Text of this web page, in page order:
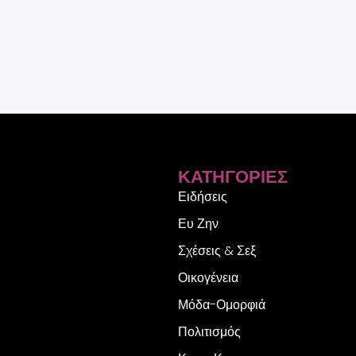
ΚΑΤΗΓΟΡΊΕΣ
Ειδήσεις
Ευ Ζην
Σχέσεις & Σεξ
Οικογένεια
Μόδα-Ομορφιά
Πολιτισμός